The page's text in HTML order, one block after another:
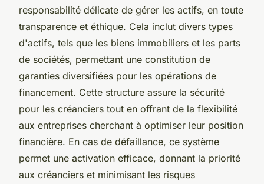
responsabilité délicate de gérer les actifs, en toute
transparence et éthique. Cela inclut divers types
d'actifs, tels que les biens immobiliers et les parts
de sociétés, permettant une constitution de
garanties diversifiées pour les opérations de
financement. Cette structure assure la sécurité
pour les créanciers tout en offrant de la flexibilité
aux entreprises cherchant à optimiser leur position
financière. En cas de défaillance, ce système
permet une activation efficace, donnant la priorité
aux créanciers et minimisant les risques